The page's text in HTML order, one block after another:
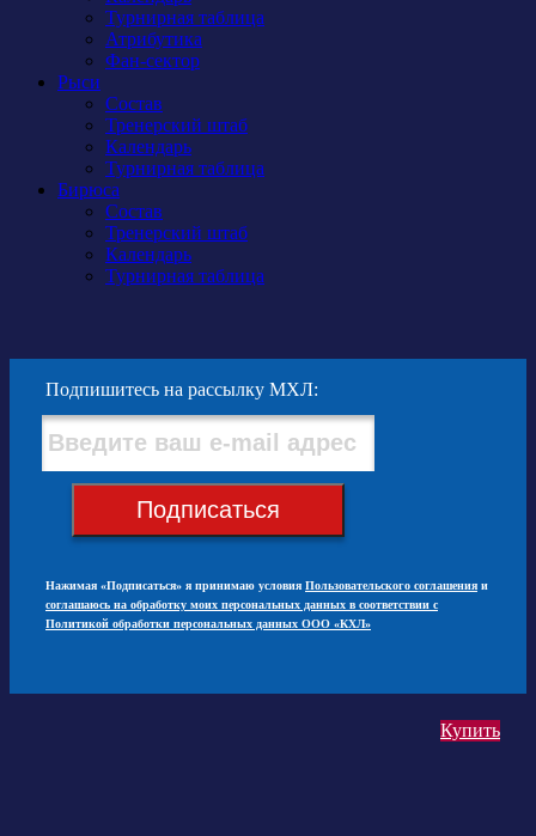
Купить
Турнирная таблица
Атрибутика
Фан-сектор
Рыси
Состав
Тренерский штаб
Календарь
Турнирная таблица
Бирюса
Состав
Тренерский штаб
Календарь
Турнирная таблица
Подпишитесь на рассылку МХЛ:
Подписаться
Нажимая «Подписаться» я принимаю условия Пользовательского соглашения и
соглашаюсь на обработку моих персональных данных в соответствии с
Политикой обработки персональных данных ООО «КХЛ»